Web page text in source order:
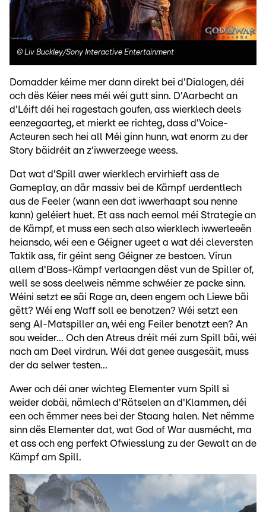
© Liv Buckley/Sony Interactive Entertainment
Domadder kéime mer dann direkt bei d'Dialogen, déi
och dës Kéier nees méi wéi gutt sinn. D'Aarbecht an
d'Léift déi hei ragestach goufen, ass wierklech deels
eenzegaarteg, et mierkt ee richteg, dass d'Voice-
Acteuren sech hei all Méi ginn hunn, wat enorm zu der
Story bäidréit an z'iwwerzeege weess.
Dat wat d'Spill awer wierklech ervirhieft ass de
Gameplay, an där massiv bei de Kämpf uerdentlech
aus de Feeler (wann een dat iwwerhaapt sou nenne
kann) geléiert huet. Et ass nach eemol méi Strategie an
de Kämpf, et muss een sech also wierklech iwwerleeën
heiansdo, wéi een e Géigner ugeet a wat déi cleversten
Taktik ass, fir géint seng Géigner ze bestoen. Virun
allem d'Boss-Kämpf verlaangen dëst vun de Spiller of,
well se soss deelweis nëmme schwéier ze packe sinn.
Wéini setzt ee säi Rage an, deen engem och Liewe bäi
gëtt? Wéi eng Waff soll ee benotzen? Wéi setzt een
seng AI-Matspiller an, wéi eng Feiler benotzt een? An
sou weider... Och den Atreus dréit méi zum Spill bäi, wéi
nach am Deel virdrun. Wéi dat genee ausgesäit, muss
der da selwer testen...
Awer och déi aner wichteg Elementer vum Spill si
weider dobäi, nämlech d'Rätselen an d'Klammen, déi
een och ëmmer nees bei der Staang halen. Net nëmme
sinn dës Elementer dat, wat God of War ausmécht, ma
et ass och eng perfekt Ofwiesslung zu der Gewalt an de
Kämpf am Spill.